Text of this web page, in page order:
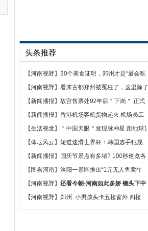
头条推荐
【河南视野】 30个美食证明，郑州才是“最会吃
【河南视野】 看来古都郑州被冤枉了，这里除了
【新闻播报 】 故宫售票处92年后＂下岗＂ 正式
【新闻播报 】 香港机场客机货物起火 机场员工
【生活视觉】
＂中国天眼＂发现脉冲星 距地球1
【体坛风云 】 短道速滑世界杯：韩国选手犯规
【新闻播报 】
国庆节景点有多堵? 100秒速览各
【 图看河南】 洛阳一景区推出“1元无人售卖午
【河南视野】 还看今朝-河南如此多娇 镜头下中
【河南视野】 郑州: 小男孩头卡五楼窗外 四楼